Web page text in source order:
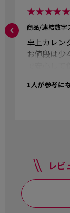
★★★★★
商品/連結数
卓上カレン
お値段は少
で安心し
1人が参考に
レビ